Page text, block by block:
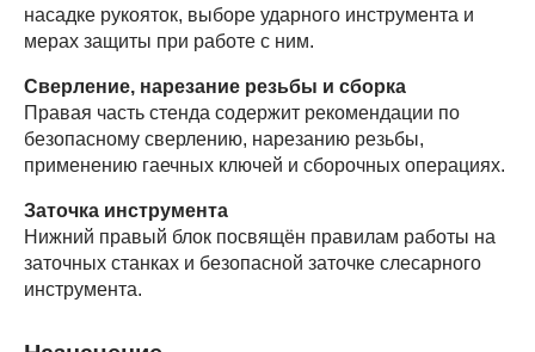
насадке рукояток, выборе ударного инструмента и
мерах защиты при работе с ним.
Сверление, нарезание резьбы и сборка
Правая часть стенда содержит рекомендации по
безопасному сверлению, нарезанию резьбы,
применению гаечных ключей и сборочных операциях.
Заточка инструмента
Нижний правый блок посвящён правилам работы на
заточных станках и безопасной заточке слесарного
инструмента.